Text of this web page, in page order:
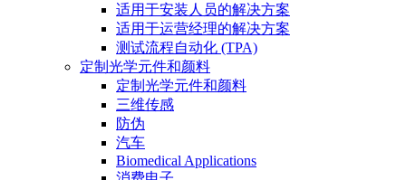
适用于安装人员的解决方案
适用于运营经理的解决方案
测试流程自动化 (TPA)
定制光学元件和颜料
定制光学元件和颜料
三维传感
防伪
汽车
Biomedical Applications